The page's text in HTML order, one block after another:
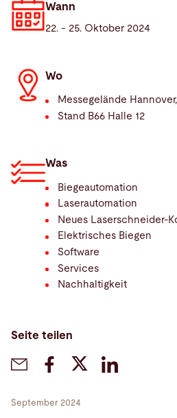
Wann
22. - 25. Oktober 2024
Wo
Messegelände
Stand B66 Halle 12
Was
Biegeautomation
Laserautomation
Neues Laserschneider-
Elektrisches Biegen
Software
Services
Nachhaltigkeit
Seite teilen
September 2024